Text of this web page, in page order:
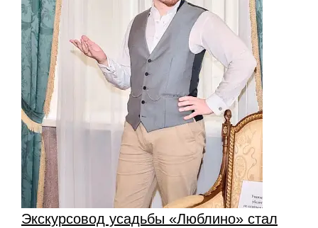
Экскурсовод усадьбы «Люблино» стал